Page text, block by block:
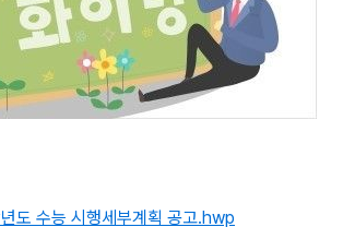
도 수능 시행세부계획 공고.hwp